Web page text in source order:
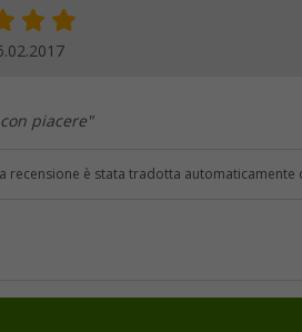
piacere"
recensione è stata tradotta automaticamente